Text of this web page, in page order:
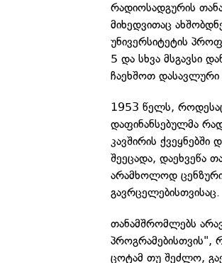
რადიოსადგურის
მიხედვითაც
უნივერსიტეტის
5 და სხვა მსგავსი
ჩაეხშოთ
1953 წელს,
დაფინანსებულმა
კავშირის ქვეყნებში
შეეცადა, დაეხვეწა
არამხოლოდ
გავრცელებისთვისაც.
თანამშრომლებს
პროგრამებისთვის",
ცოტამ თუ შეძლო,